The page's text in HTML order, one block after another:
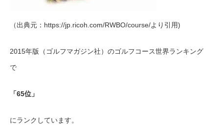
（出典元：https://jp.ricoh.com/RWBO/course/より引用)
2015年版（ゴルフマガジン社）のゴルフコース世界ランキング
で
「65位」
にランクしています。